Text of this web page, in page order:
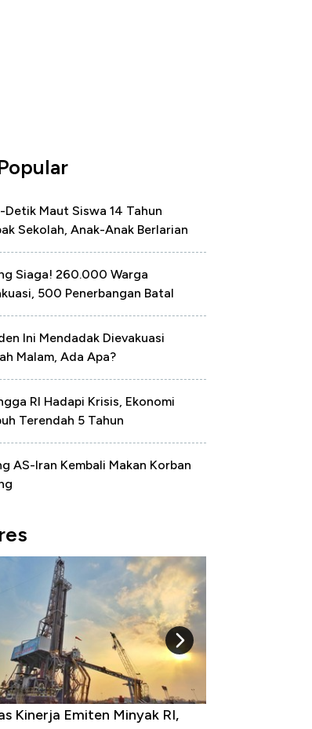
Detik Maut Siswa 14 Tahun
Sekolah, Anak-Anak Berlarian
Siaga! 260.000 Warga
500 Penerbangan Batal
Ini Mendadak Dievakuasi
Malam, Ada Apa?
RI Hadapi Krisis, Ekonomi
Terendah 5 Tahun
AS-Iran Kembali Makan Korban
10 Provinsi dengan Tingkat